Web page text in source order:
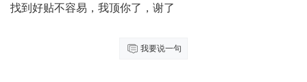
找到好贴不容易，我顶你了，谢了
我要说一句